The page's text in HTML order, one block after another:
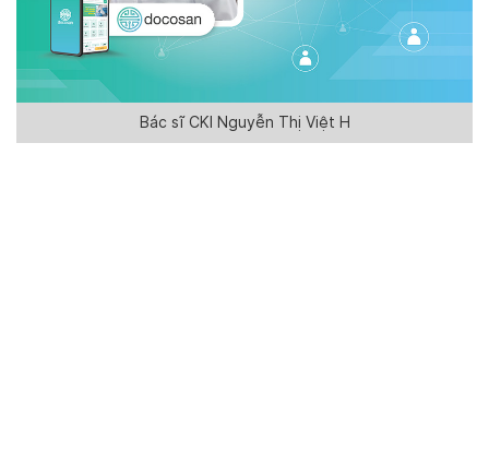
Bác sĩ CKI Nguyễn Thị Việt H